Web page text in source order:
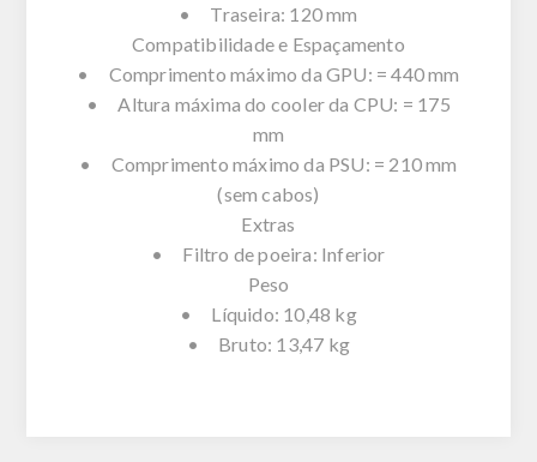
• Traseira: 120 mm
Compatibilidade e Espaçamento
• Comprimento máximo da GPU: = 440 mm
• Altura máxima do cooler da CPU: = 175
mm
• Comprimento máximo da PSU: = 210 mm
(sem cabos)
Extras
• Filtro de poeira: Inferior
Peso
• Líquido: 10,48 kg
• Bruto: 13,47 kg